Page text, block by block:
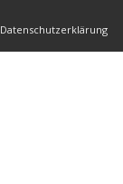
Datenschutzerklärung